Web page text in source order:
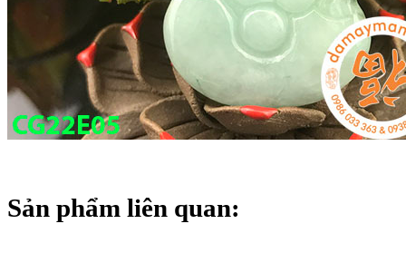
Sản phẩm liên quan: